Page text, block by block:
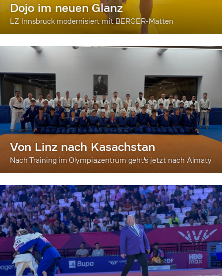
Dojo im neuen Glanz
LZ Innsbruck modernisiert mit BERGER-Matten
Von Linz nach Kasachstan
Nach Training im Olympiazentrum geht's jetzt nach Almaty